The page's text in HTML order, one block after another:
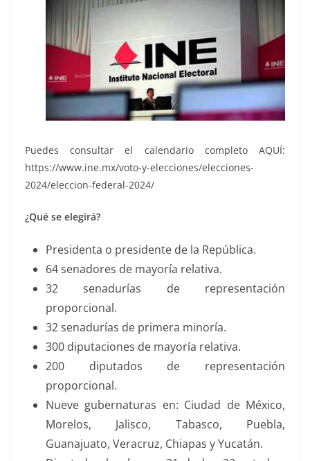
Puedes consultar el calendario completo AQUÍ:
https://www.ine.mx/voto-y-elecciones/elecciones-
2024/eleccion-federal-2024/
¿Qué se elegirá?
Presidenta o presidente de la República.
64 senadores de mayoría relativa.
32 senadurías de representación
proporcional.
32 senadurías de primera minoría.
300 diputaciones de mayoría relativa.
200 diputados de representación
proporcional.
Nueve gubernaturas en: Ciudad de México,
Morelos, Jalisco, Tabasco, Puebla,
Guanajuato, Veracruz, Chiapas y Yucatán.